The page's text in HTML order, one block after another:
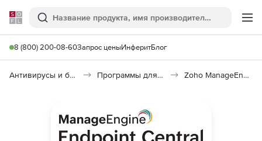
Softline
Поиск
8 (800) 200-08-60Запрос ценыИнферитБлог
Антивирусы и безопасность Программы для защиты информации Zoho ManageEngine Endpoint Central